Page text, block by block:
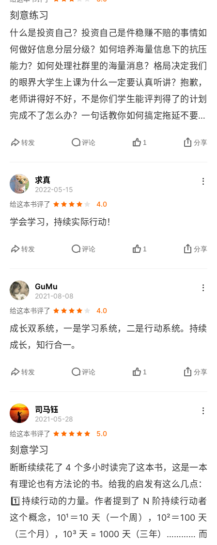
切。时间是最好的裁判。       养成好的习惯开始，
在这里可以做个见证，也认真的记录下来。         2
023.9.26，早上 7：45，记于苏州。
刻意练习
什么是投资自己？投资自己是件稳赚不赔的事情如
何做好信息分层分级？如何培养海量信息下的抗压
能力？如何处理社群里的海量消息？格局决定我们
的眼界大学生上课为什么一定要认真听讲？抱歉，
老师讲得好不好，不是你们学生能评判得了的计划
完成不了怎么办？一句话教你如何搞定拖延不要说
早，住得近，三年后我有什么感受
转发 评论 1 分享
求真
2022-05-15
给这本书评了
4.0
学会学习，持续实际行动！
转发 评论 1 分享
GuMu
2021-08-08
给这本书评了
4.0
成长双系统，一是学习系统，二是行动系统。持续
成长，知行合一。
转发 评论 1 分享
司马钰
2021-05-28
给这本书评了
5.0
刻意学习
断断续续花了 4 个多小时读完了这本书，这是一本
有理论也有方法论的书。给我的启发有这么几点：
1️⃣持续行动的力量。作者提到了 N 阶持续行动者
这个概念，10¹＝10 天（一个周），10²＝100 天
（三个月），10³ 天 = 1000 天（三年）………… 而